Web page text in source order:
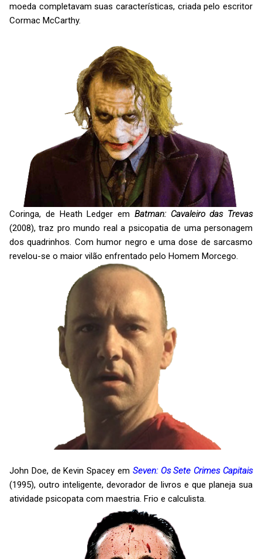
moeda completavam suas características, criada pelo escritor
Cormac McCarthy.
Coringa, de Heath Ledger em Batman: Cavaleiro das Trevas
(2008), traz pro mundo real a psicopatia de uma personagem
dos quadrinhos. Com humor negro e uma dose de sarcasmo
revelou-se o maior vilão enfrentado pelo Homem Morcego.
John Doe, de Kevin Spacey em Seven: Os Sete Crimes Capitais
(1995), outro inteligente, devorador de livros e que planeja sua
atividade psicopata com maestria. Frio e calculista.